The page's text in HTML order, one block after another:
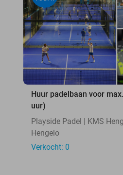
Huur padelbaan voor
uur)
Playside Padel | KMS
Hengelo
Verkocht: 0